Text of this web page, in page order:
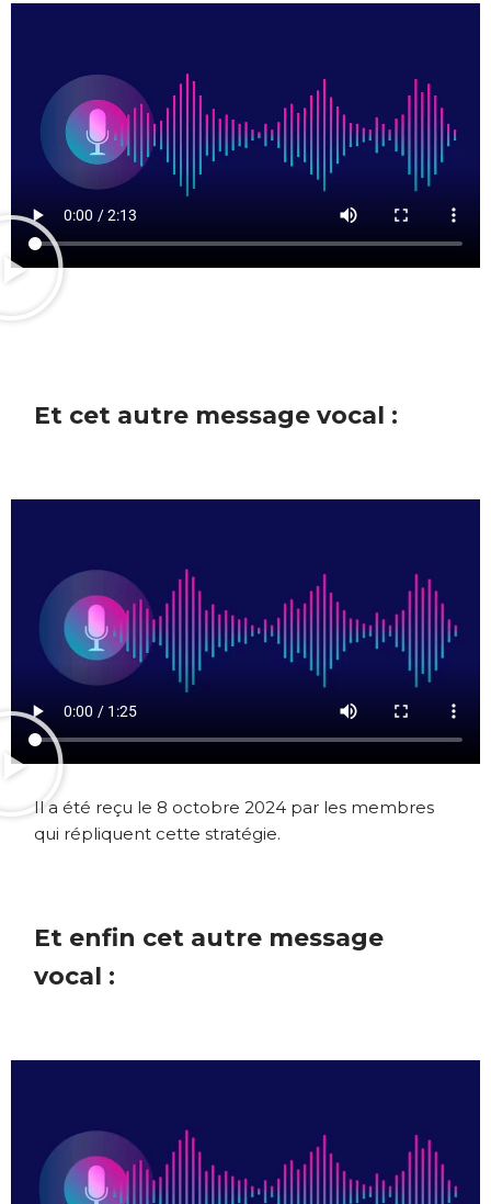
Et cet autre message vocal :
Il a été reçu le 8 octobre 2024 par les membres
qui répliquent cette stratégie.
Et enfin cet autre message
vocal :